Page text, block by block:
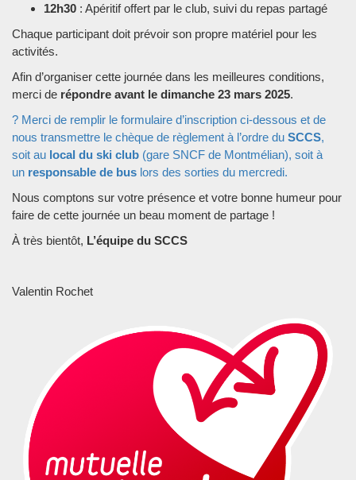
12h30 : Apéritif offert par le club, suivi du repas partagé
Chaque participant doit prévoir son propre matériel pour les
activités.
Afin d’organiser cette journée dans les meilleures conditions,
merci de répondre avant le dimanche 23 mars 2025.
? Merci de remplir le formulaire d’inscription ci-dessous et de
nous transmettre le chèque de règlement à l’ordre du SCCS,
soit au local du ski club (gare SNCF de Montmélian), soit à
un responsable de bus lors des sorties du mercredi.
Nous comptons sur votre présence et votre bonne humeur pour
faire de cette journée un beau moment de partage !
À très bientôt, L’équipe du SCCS
Valentin Rochet